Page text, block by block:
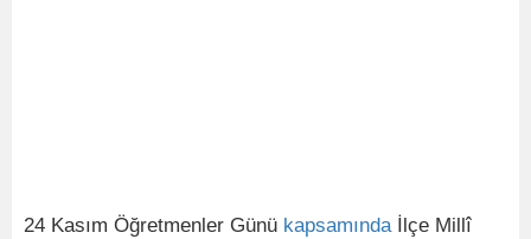
24 Kasım Öğretmenler Günü kapsamındaİlçe Millî